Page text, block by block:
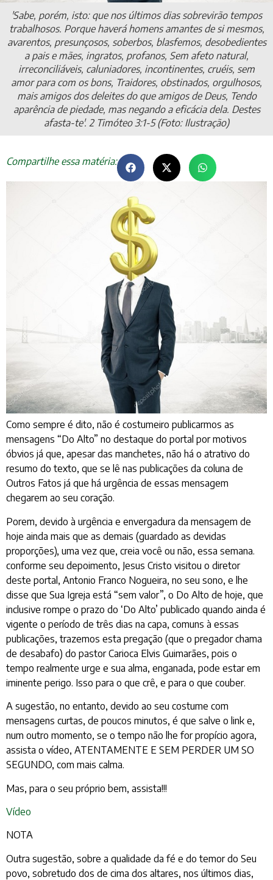
'Sabe, porém, isto: que nos últimos dias sobrevirão tempos
trabalhosos. Porque haverá homens amantes de si mesmos,
avarentos, presunçosos, soberbos, blasfemos, desobedientes
a pais e mães, ingratos, profanos, Sem afeto natural,
irreconciliáveis, caluniadores, incontinentes, cruéis, sem
amor para com os bons, Traidores, obstinados, orgulhosos,
mais amigos dos deleites do que amigos de Deus, Tendo
aparência de piedade, mas negando a eficácia dela. Destes
afasta-te'. 2 Timóteo 3:1-5 (Foto: Ilustração)
Compartilhe essa matéria:
Como sempre é dito, não é costumeiro publicarmos as
mensagens “Do Alto” no destaque do portal por motivos
óbvios já que, apesar das manchetes, não há o atrativo do
resumo do texto, que se lê nas publicações da coluna de
Outros Fatos já que há urgência de essas mensagem
chegarem ao seu coração.
Porem, devido à urgência e envergadura da mensagem de
hoje ainda mais que as demais (guardado as devidas
proporções), uma vez que, creia você ou não, essa semana.
conforme seu depoimento, Jesus Cristo visitou o diretor
deste portal, Antonio Franco Nogueira, no seu sono, e lhe
disse que Sua Igreja está “sem valor”, o Do Alto de hoje, que
inclusive rompe o prazo do ‘Do Alto’ publicado quando ainda é
vigente o período de três dias na capa, comuns à essas
publicações, trazemos esta pregação (que o pregador chama
de desabafo) do pastor Carioca Elvis Guimarães, pois o
tempo realmente urge e sua alma, enganada, pode estar em
iminente perigo. Isso para o que crê, e para o que couber.
A sugestão, no entanto, devido ao seu costume com
mensagens curtas, de poucos minutos, é que salve o link e,
num outro momento, se o tempo não lhe for propício agora,
assista o vídeo, ATENTAMENTE E SEM PERDER UM SO
SEGUNDO, com mais calma.
Mas, para o seu próprio bem, assista!!!
Vídeo
NOTA
Outra sugestão, sobre a qualidade da fé e do temor do Seu
povo, sobretudo dos de cima dos altares, nos últimos dias,